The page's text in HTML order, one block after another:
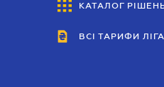
ВІСНИК МСФЗ
КАТАЛОГ
ВСІ ТАРИФИ